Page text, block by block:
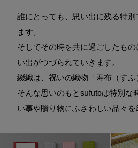
誰にとっても、思い出に残る特
ます。
そしてその時を共に過ごしたもの
い出がつづられていきます。
綴織は、祝いの織物「寿布（すふ
そんな思いのもとsufutoは特別な
い事や贈り物にふさわしい品々を